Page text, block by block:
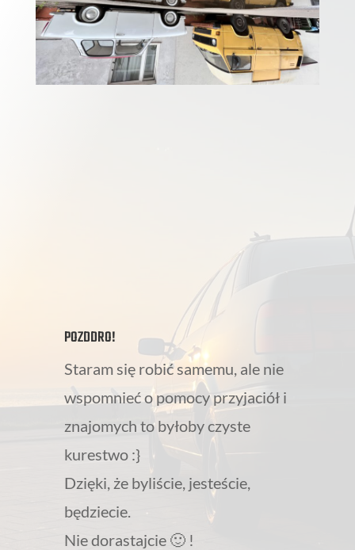
POZDDRO!
Staram się robić samemu, ale nie
wspomnieć o pomocy przyjaciół i
znajomych to byłoby czyste
kurestwo :}
Dzięki, że byliście, jesteście,
będziecie.
Nie dorastajcie 🙂 !